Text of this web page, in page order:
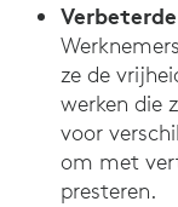
ze de
werken die
voor
om met
presteren.